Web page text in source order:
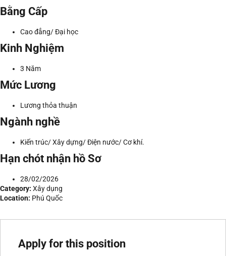
Bằng Cấp
Cao đẳng/ Đại học
Kinh Nghiệm
3 Năm
Mức Lương
Lương thỏa thuận
Ngành nghề
Kiến trúc/ Xây dựng/ Điện nước/ Cơ khí.
Hạn chót nhận hồ Sơ
28/02/2026
Category: Xây dụng
Location: Phú Quốc
Apply for this position